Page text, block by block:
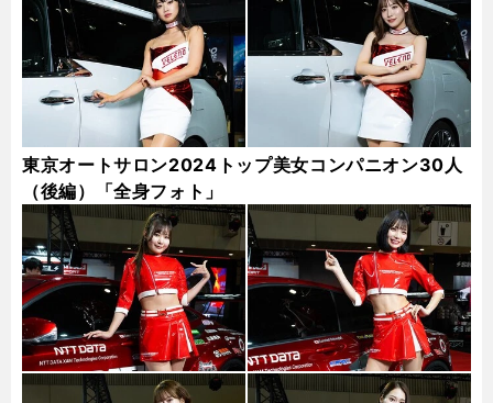
東京オートサロン2024トップ美女コンパニオン30人
（後編）「全身フォト」